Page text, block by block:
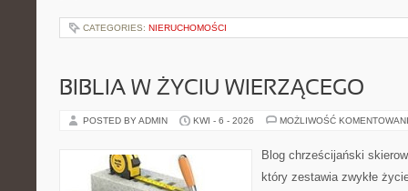
CATEGORIES: NIERUCHOMOŚCI
BIBLIA W ŻYCIU WIERZĄCEGO
POSTED BY ADMIN KWI - 6 - 2026 MOŻLIWOŚĆ
Blog chrześcijański
który zestawia zwykłe